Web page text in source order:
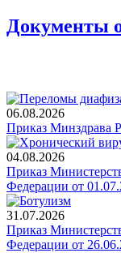
Документы
06.08.2026
Приказ Минздрава
04.08.2026
Приказ
Федерации от
31.07.2026
Приказ
Федерации от